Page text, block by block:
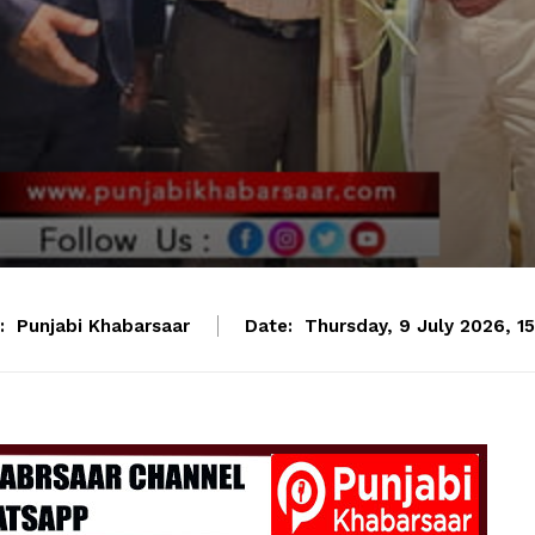
Punjabi Khabarsaar Date: Thursday, 9 July 2026,